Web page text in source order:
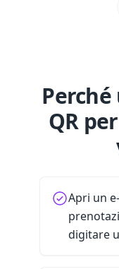
QR
Apri un
digitare